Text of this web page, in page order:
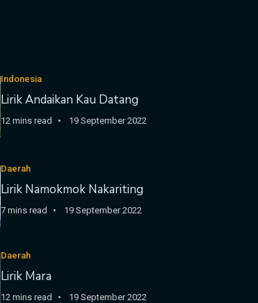
Indonesia
Lirik Andaikan Kau Datang
12 mins read 19 September 2022
Daerah
Lirik Namokmok Nakariting
7 mins read 19 September 2022
Daerah
Lirik Mara
12 mins read 19 September 2022